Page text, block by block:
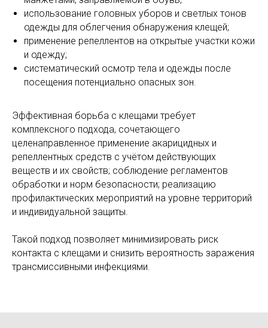
использование головных уборов и светлых тонов
одежды для облегчения обнаружения клещей;
применение репеллентов на открытые участки кожи
и одежду;
систематический осмотр тела и одежды после
посещения потенциально опасных зон.
Эффективная борьба с клещами требует
комплексного подхода, сочетающего
целенаправленное применение акарицидных и
репеллентных средств с учётом действующих
веществ и их свойств; соблюдение регламентов
обработки и норм безопасности; реализацию
профилактических мероприятий на уровне территорий
и индивидуальной защиты.
Такой подход позволяет минимизировать риск
контакта с клещами и снизить вероятность заражения
трансмиссивными инфекциями.